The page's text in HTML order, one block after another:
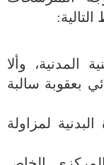
المدنية، وألا
بعقوبة سالبة
لمزاولة